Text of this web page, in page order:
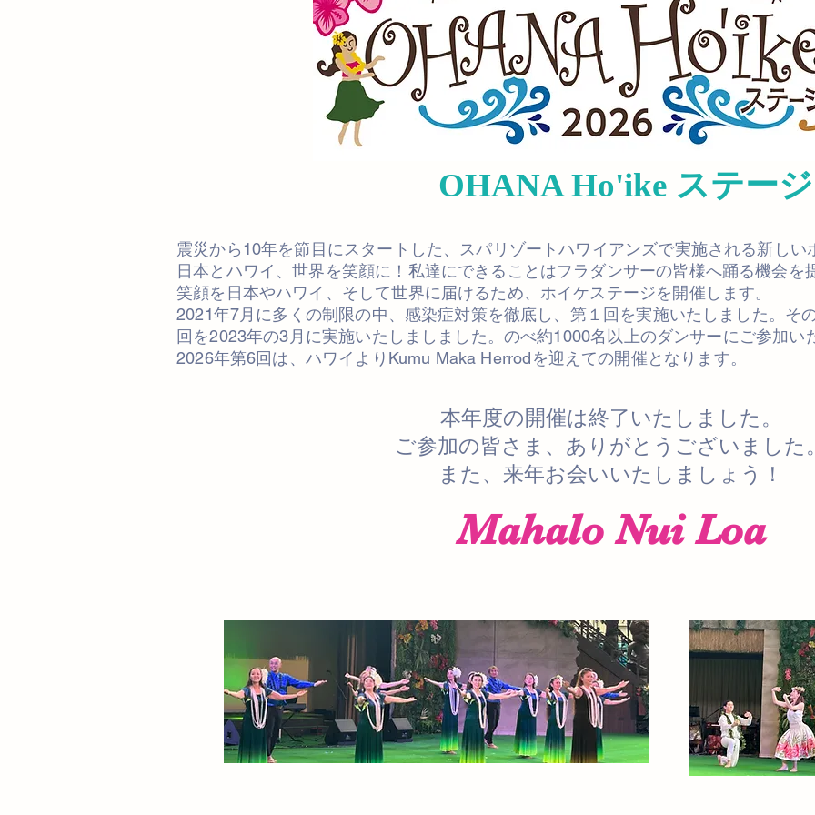
OHANA Ho'ikeステージ
震災から10年を節目にスタートした、スパリゾートハワイアンズで実施される新し
日本とハワイ、世界を笑顔に！私達にできることはフラダンサーの皆様へ踊る機会を
笑顔を日本やハワイ、そして世界に届けるため、ホイケステージを開催します。
2021年7月に多くの制限の中、感染症対策を徹底し、第１回を実施いたしました。そ
回を2023年の3月に実施いたしましました。のべ約1000名以上のダンサーにご参加い
2026年第6回は、ハワイよりKumu Maka Herrodを迎えての開催となります。
本年度の開催は終了いたしました。
ご参加の皆さま、ありがとうございました
​また、来年お会いいたしましょう！
​Mahalo Nui Loa